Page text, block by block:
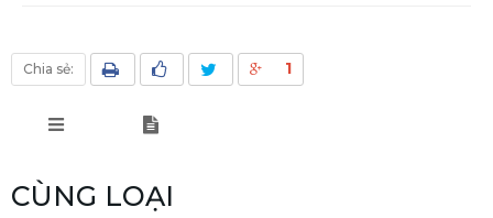
Chia sẻ: 1
CÙNG LOẠI